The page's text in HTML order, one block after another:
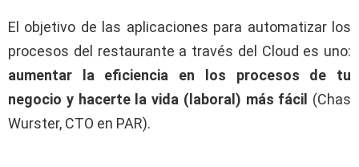
El objetivo de las aplicaciones para automatizar los
procesos del restaurante a través del Cloud es uno:
aumentar la eficiencia en los procesos de tu
negocio y hacerte la vida (laboral) más fácil (Chas
Wurster, CTO en PAR).